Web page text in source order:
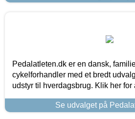
Pedalatleten.dk er en dansk,
cykelforhandler med et bredt
udstyr til hverdagsbrug. Klik her for
Se udvalget på